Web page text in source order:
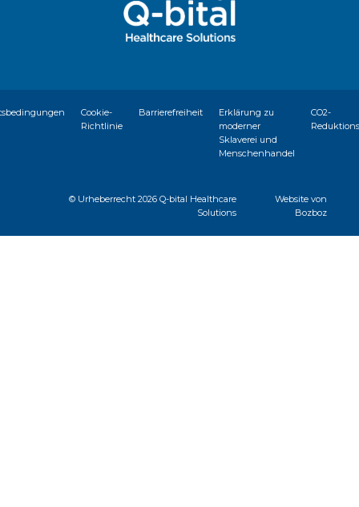
Cookie-
Richtlinie
Barrierefreiheit
Erklärung zu
moderner
Sklaverei und
Menschenhandel
CO2-
© Urheberrecht 2026 Q-bital Healthcare
Solutions
Website von
Bozboz